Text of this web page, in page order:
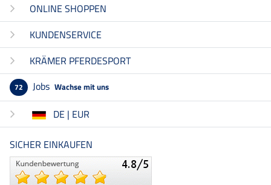
ONLINE SHOPPEN
KUNDENSERVICE
KRÄMER PFERDESPORT
72 Jobs Wachse mit uns
DE | EUR
SICHER EINKAUFEN